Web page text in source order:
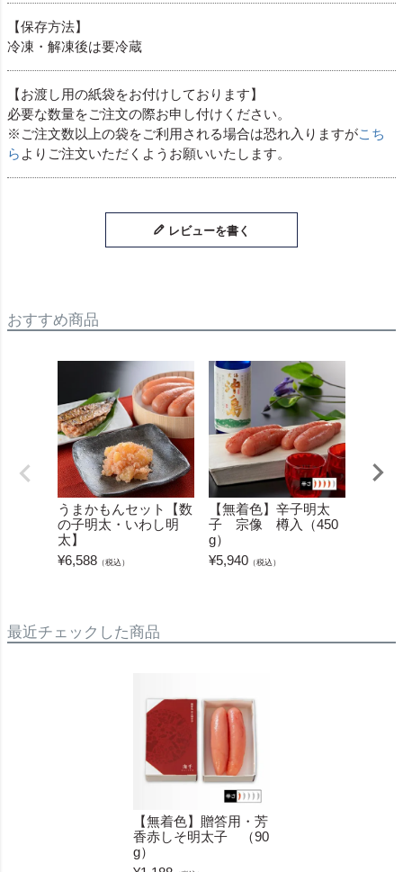
【保存方法】
冷凍・解凍後は要冷蔵
【お渡し用の紙袋をお付けしております】
必要な数量をご注文の際お申し付けください。
※ご注文数以上の袋をご利用される場合は恐れ入りますがこち
ら よりご注文いただくようお願いいたします。
レビューを書く
おすすめ商品
うまかもんセット【数
の子明太・いわし明
太】
¥6,588 （税込）
【無着色】辛子明太
子 宗像 樽入（450
g）
¥5,940 （税込）
最近チェックした商品
【無着色】贈答用・芳
香赤しそ明太子 （90
g）